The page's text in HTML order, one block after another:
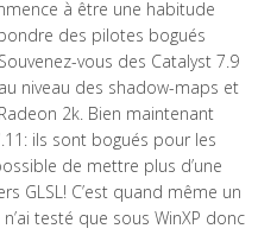
à être une habitude
des pilotes bogués
vous des Catalyst 7.9
niveau des shadow-maps et
2k. Bien maintenant
ils sont bogués pour les
de mettre plus d’une
GLSL! C’est quand même un
testé que sous WinXP donc